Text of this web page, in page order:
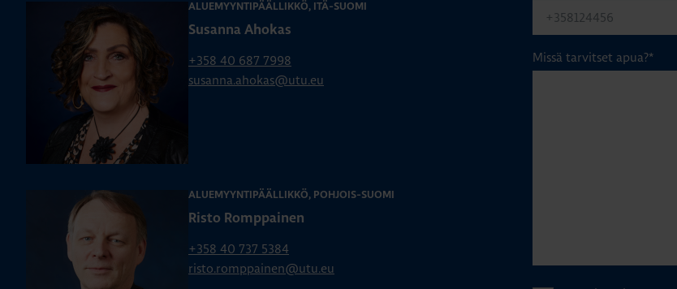
ALUEMYYNTIPÄÄLLIKKÖ, ITÄ-SUOMI
Susanna Ahokas
+358 40 687 7998
susanna.ahokas@utu.eu
ALUEMYYNTIPÄÄLLIKKÖ, POHJOIS-SUOMI
Risto Romppainen
+358 40 737 5384
risto.romppainen@utu.eu
Missä tarvitset apua?*